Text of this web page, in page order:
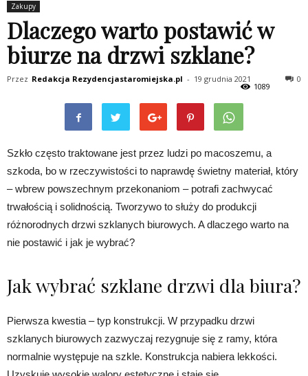
Zakupy
Dlaczego warto postawić w
biurze na drzwi szklane?
Przez Redakcja Rezydencjastaromiejska.pl - 19 grudnia 2021 0
1089
Szkło często traktowane jest przez ludzi po macoszemu, a
szkoda, bo w rzeczywistości to naprawdę świetny materiał, który
– wbrew powszechnym przekonaniom – potrafi zachwycać
trwałością i solidnością. Tworzywo to służy do produkcji
różnorodnych drzwi szklanych biurowych. A dlaczego warto na
nie postawić i jak je wybrać?
Jak wybrać szklane drzwi dla biura?
Pierwsza kwestia – typ konstrukcji. W przypadku drzwi
szklanych biurowych zazwyczaj rezygnuje się z ramy, która
normalnie występuje na szkle. Konstrukcja nabiera lekkości.